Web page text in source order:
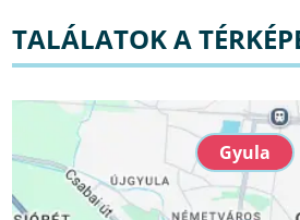
TALÁLATOK A
Gyula